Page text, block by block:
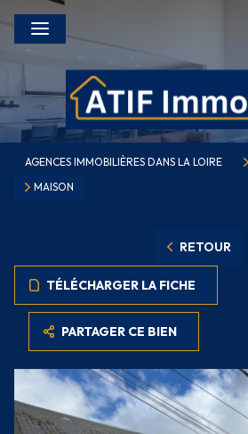
AGENCES IMMOBILIÈRES DANS LA LOIRE
MAISON
RETOUR
TÉLÉCHARGER LA FICHE
PARTAGER CE BIEN